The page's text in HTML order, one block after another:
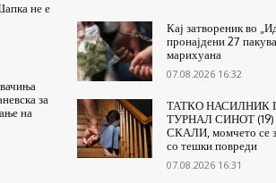
не е
за
на
Кај затвореник во
пронајдени 27
марихуана
07.08.2026 16:32
ТАТКО НАСИЛНИК
ТУРНАЛ СИНОТ
СКАЛИ, момчето се
со тешки повреди
07.08.2026 16:31